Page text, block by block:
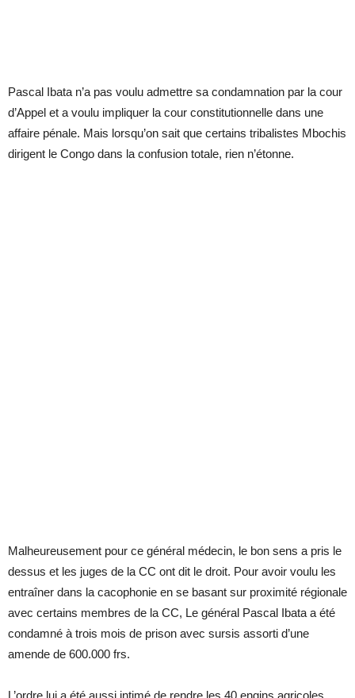
Pascal Ibata n’a pas voulu admettre sa condamnation par la cour
d’Appel et a voulu impliquer la cour constitutionnelle dans une
affaire pénale. Mais lorsqu’on sait que certains tribalistes Mbochis
dirigent le Congo dans la confusion totale, rien n’étonne.
Malheureusement pour ce général médecin, le bon sens a pris le
dessus et les juges de la CC ont dit le droit. Pour avoir voulu les
entraîner dans la cacophonie en se basant sur proximité régionale
avec certains membres de la CC, Le général Pascal Ibata a été
condamné à trois mois de prison avec sursis assorti d’une
amende de 600.000 frs.
L’ordre lui a été aussi intimé de rendre les 40 engins agricoles